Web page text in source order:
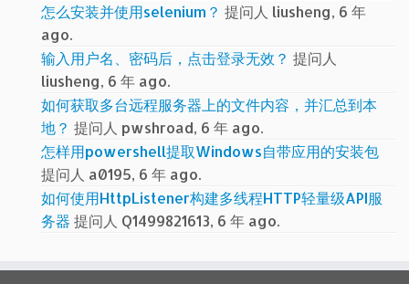
怎么安装并使用selenium？ 提问人 liusheng, 6 年
ago.
输入用户名、密码后，点击登录无效？ 提问人
liusheng, 6 年 ago.
如何获取多台远程服务器上的文件内容，并汇总到本
地？ 提问人 pwshroad, 6 年 ago.
怎样用powershell提取Windows自带应用的安装包
提问人 a0195, 6 年 ago.
如何使用HttpListener构建多线程HTTP轻量级API服
务器 提问人 Q1499821613, 6 年 ago.